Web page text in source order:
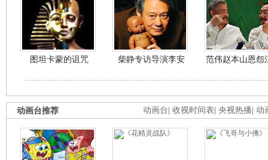
图坦卡蒙的诅咒 柴静专访导演李安 范伟赵本山恩怨
动画台 收视时间表 央视热播 动
动画台推荐